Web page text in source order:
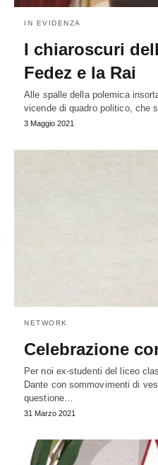
IN EVIDENZA
I chiaroscuri
Fedez e la Rai
Alle spalle della polemica
vicende di quadro politico, che
3 Maggio 2021
NETWORK
Celebrazione
Per noi ex-studenti del liceo
Dante con sommovimenti di
questione…
31 Marzo 2021